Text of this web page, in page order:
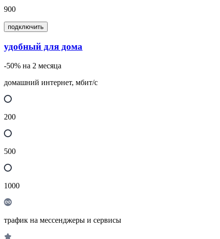
900
подключить
удобный для дома
-50% на 2 месяца
домашний интернет, мбит/с
200
500
1000
трафик на мессенджеры и сервисы